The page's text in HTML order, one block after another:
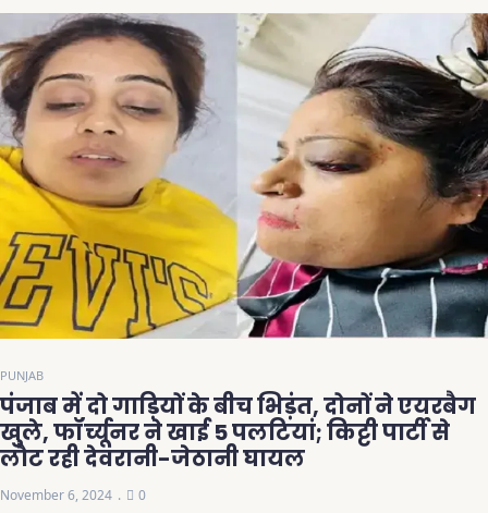
PUNJAB
पंजाब में दो गाड़ियों के बीच भिड़ंत, दोनों ने एयरबैग
खुले, फॉर्च्यूनर ने खाई 5 पलटियां; किट्टी पार्टी से
लौट रही देवरानी-जेठानी घायल
November 6, 2024 0